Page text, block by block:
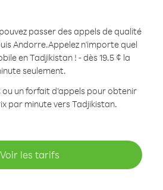
passer des appels de qualité
Andorre.Appelez n'importe quel
en Tadjikistan ! - dès 19.5 ¢ la
seulement.
un forfait d’appels pour obtenir
par minute vers Tadjikistan.
Voir les tarifs